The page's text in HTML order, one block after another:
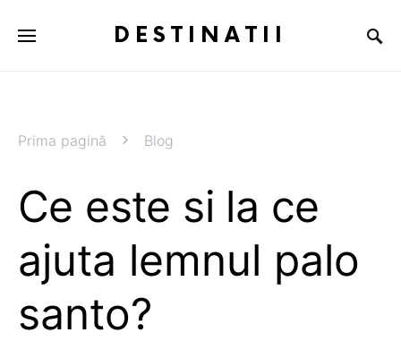
DESTINATII
Prima pagină Blog
Ce este si la ce
ajuta lemnul palo
santo?